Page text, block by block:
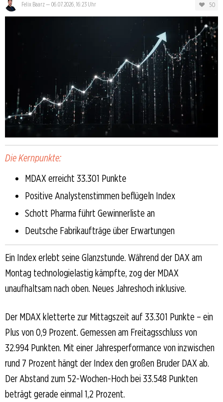
Felix Baarz— 06.07.2026, 16:23 Uhr 50
Die Kernpunkte:
MDAX erreicht 33.301 Punkte
Positive Analystenstimmen beflügeln Index
Schott Pharma führt Gewinnerliste an
Deutsche Fabrikaufträge über Erwartungen
Ein Index erlebt seine Glanzstunde. Während der DAX am
Montag technologielastig kämpfte, zog der MDAX
unaufhaltsam nach oben. Neues Jahreshoch inklusive.
Der MDAX kletterte zur Mittagszeit auf 33.301 Punkte – ein
Plus von 0,9 Prozent. Gemessen am Freitagsschluss von
32.994 Punkten. Mit einer Jahresperformance von inzwischen
rund 7 Prozent hängt der Index den großen Bruder DAX ab.
Der Abstand zum 52-Wochen-Hoch bei 33.548 Punkten
beträgt gerade einmal 1,2 Prozent.